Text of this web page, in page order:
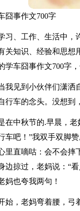
囧事作文700字
习、工作、生活中，
关知识、经验和思想
学车囧事作文700字
我见到小伙伴们潇洒
行车的念头。没想到
在中秋节的.早晨，
车吧！”我双手双脚
里直嘀咕：会不会
边掠过，老妈说：“
妈也夸我两句！
始，老妈弯着腰，弓